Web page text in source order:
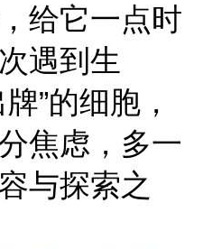
给它一点时
遇到生
”的细胞，
焦虑，多一
与探索之